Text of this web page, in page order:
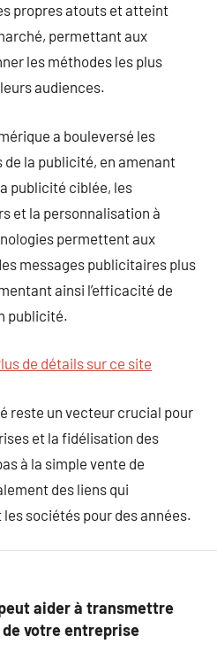
propres atouts et atteint
permettant aux
les méthodes les plus
audiences.
a bouleversé les
la publicité, en amenant
publicité ciblée, les
et la personnalisation à
permettent aux
messages publicitaires plus
ainsi l’efficacité de
publicité.
de détails sur ce site
reste un vecteur crucial pour
et la fidélisation des
à la simple vente de
des liens qui
sociétés pour des années.
aider à transmettre
votre entreprise